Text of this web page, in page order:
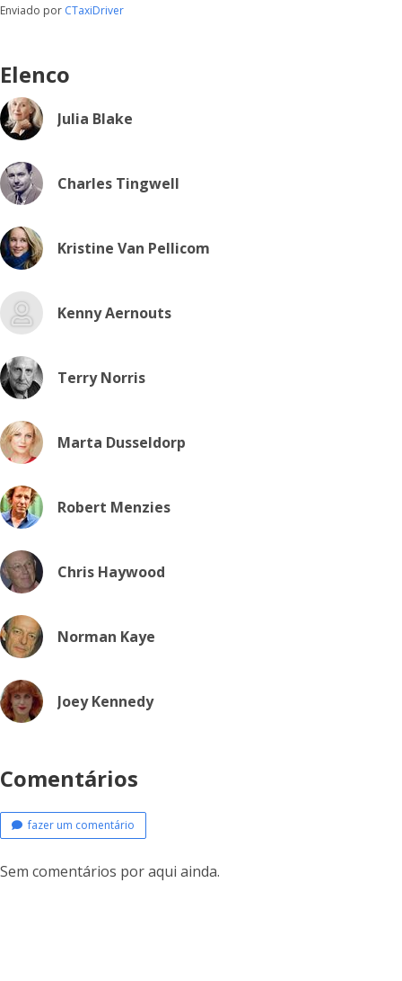
Enviado por CTaxiDriver
Elenco
Julia Blake
Charles Tingwell
Kristine Van Pellicom
Kenny Aernouts
Terry Norris
Marta Dusseldorp
Robert Menzies
Chris Haywood
Norman Kaye
Joey Kennedy
Comentários
fazer um comentário
Sem comentários por aqui ainda.